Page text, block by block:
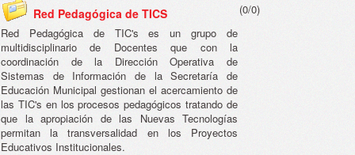
Red Pedagógica de TICS
(0/0)
Red Pedagógica de TIC's es un grupo de
multidisciplinario de Docentes que con la
coordinación de la Dirección Operativa de
Sistemas de Información de la Secretaría de
Educación Municipal gestionan el acercamiento de
las TIC's en los procesos pedagógicos tratando de
que la apropiación de las Nuevas Tecnologías
permitan la transversalidad en los Proyectos
Educativos Institucionales.